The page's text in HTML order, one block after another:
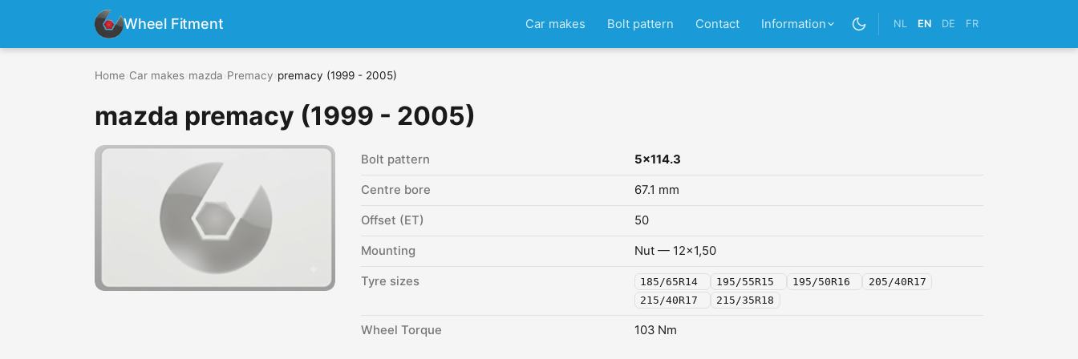
Wheel Fitment Car makes Bolt pattern Contact Information NL EN DE FR
Home Car makes mazda Premacy premacy (1999 - 2005)
mazda premacy (1999 - 2005)
Bolt pattern 5x114.3
Centre bore 67.1 mm
Offset (ET) 50
Mounting Nut — 12x1,50
Tyre sizes 185/65R14 195/55R15 195/50R16
205/40R17
215/40R17
215/35R18
Wheel Torque 103 Nm